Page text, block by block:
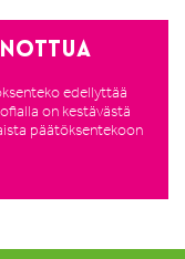
edellyttää
on kestävästä
päätöksentekoon